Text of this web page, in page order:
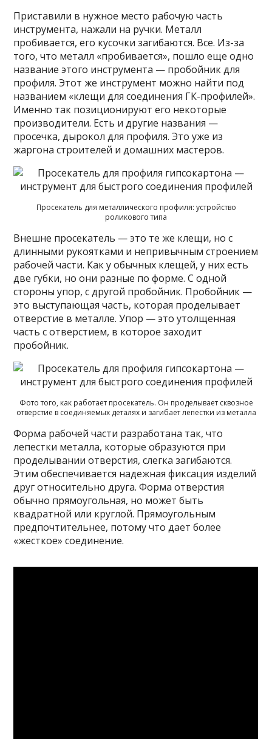
Приставили в нужное место рабочую часть
инструмента, нажали на ручки. Металл
пробивается, его кусочки загибаются. Все. Из-за
того, что металл «пробивается», пошло еще одно
название этого инструмента — пробойник для
профиля. Этот же инструмент можно найти под
названием «клещи для соединения ГК-профилей».
Именно так позиционируют его некоторые
производители. Есть и другие названия —
просечка, дырокол для профиля. Это уже из
жаргона строителей и домашних мастеров.
Просекатель для металлического профиля: устройство
роликового типа
Внешне просекатель — это те же клещи, но с
длинными рукоятками и непривычным строением
рабочей части. Как у обычных клещей, у них есть
две губки, но они разные по форме. С одной
стороны упор, с другой пробойник. Пробойник —
это выступающая часть, которая проделывает
отверстие в металле. Упор — это утолщенная
часть с отверстием, в которое заходит
пробойник.
Фото того, как работает просекатель. Он проделывает сквозное
отверстие в соединяемых деталях и загибает лепестки из металла
Форма рабочей части разработана так, что
лепестки металла, которые образуются при
проделывании отверстия, слегка загибаются.
Этим обеспечивается надежная фиксация изделий
друг относительно друга. Форма отверстия
обычно прямоугольная, но может быть
квадратной или круглой. Прямоугольным
предпочтительнее, потому что дает более
«жесткое» соединение.